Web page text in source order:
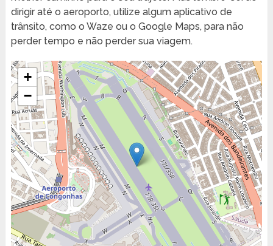
dirigir até o aeroporto, utilize algum aplicativo de
trânsito, como o Waze ou o Google Maps, para não
perder tempo e não perder sua viagem.
+
−